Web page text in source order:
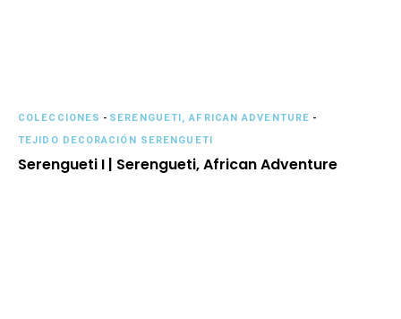
COLECCIONES - SERENGUETI, AFRICAN ADVENTURE -
TEJIDO DECORACIÓN SERENGUETI
Serengueti I | Serengueti, African Adventure